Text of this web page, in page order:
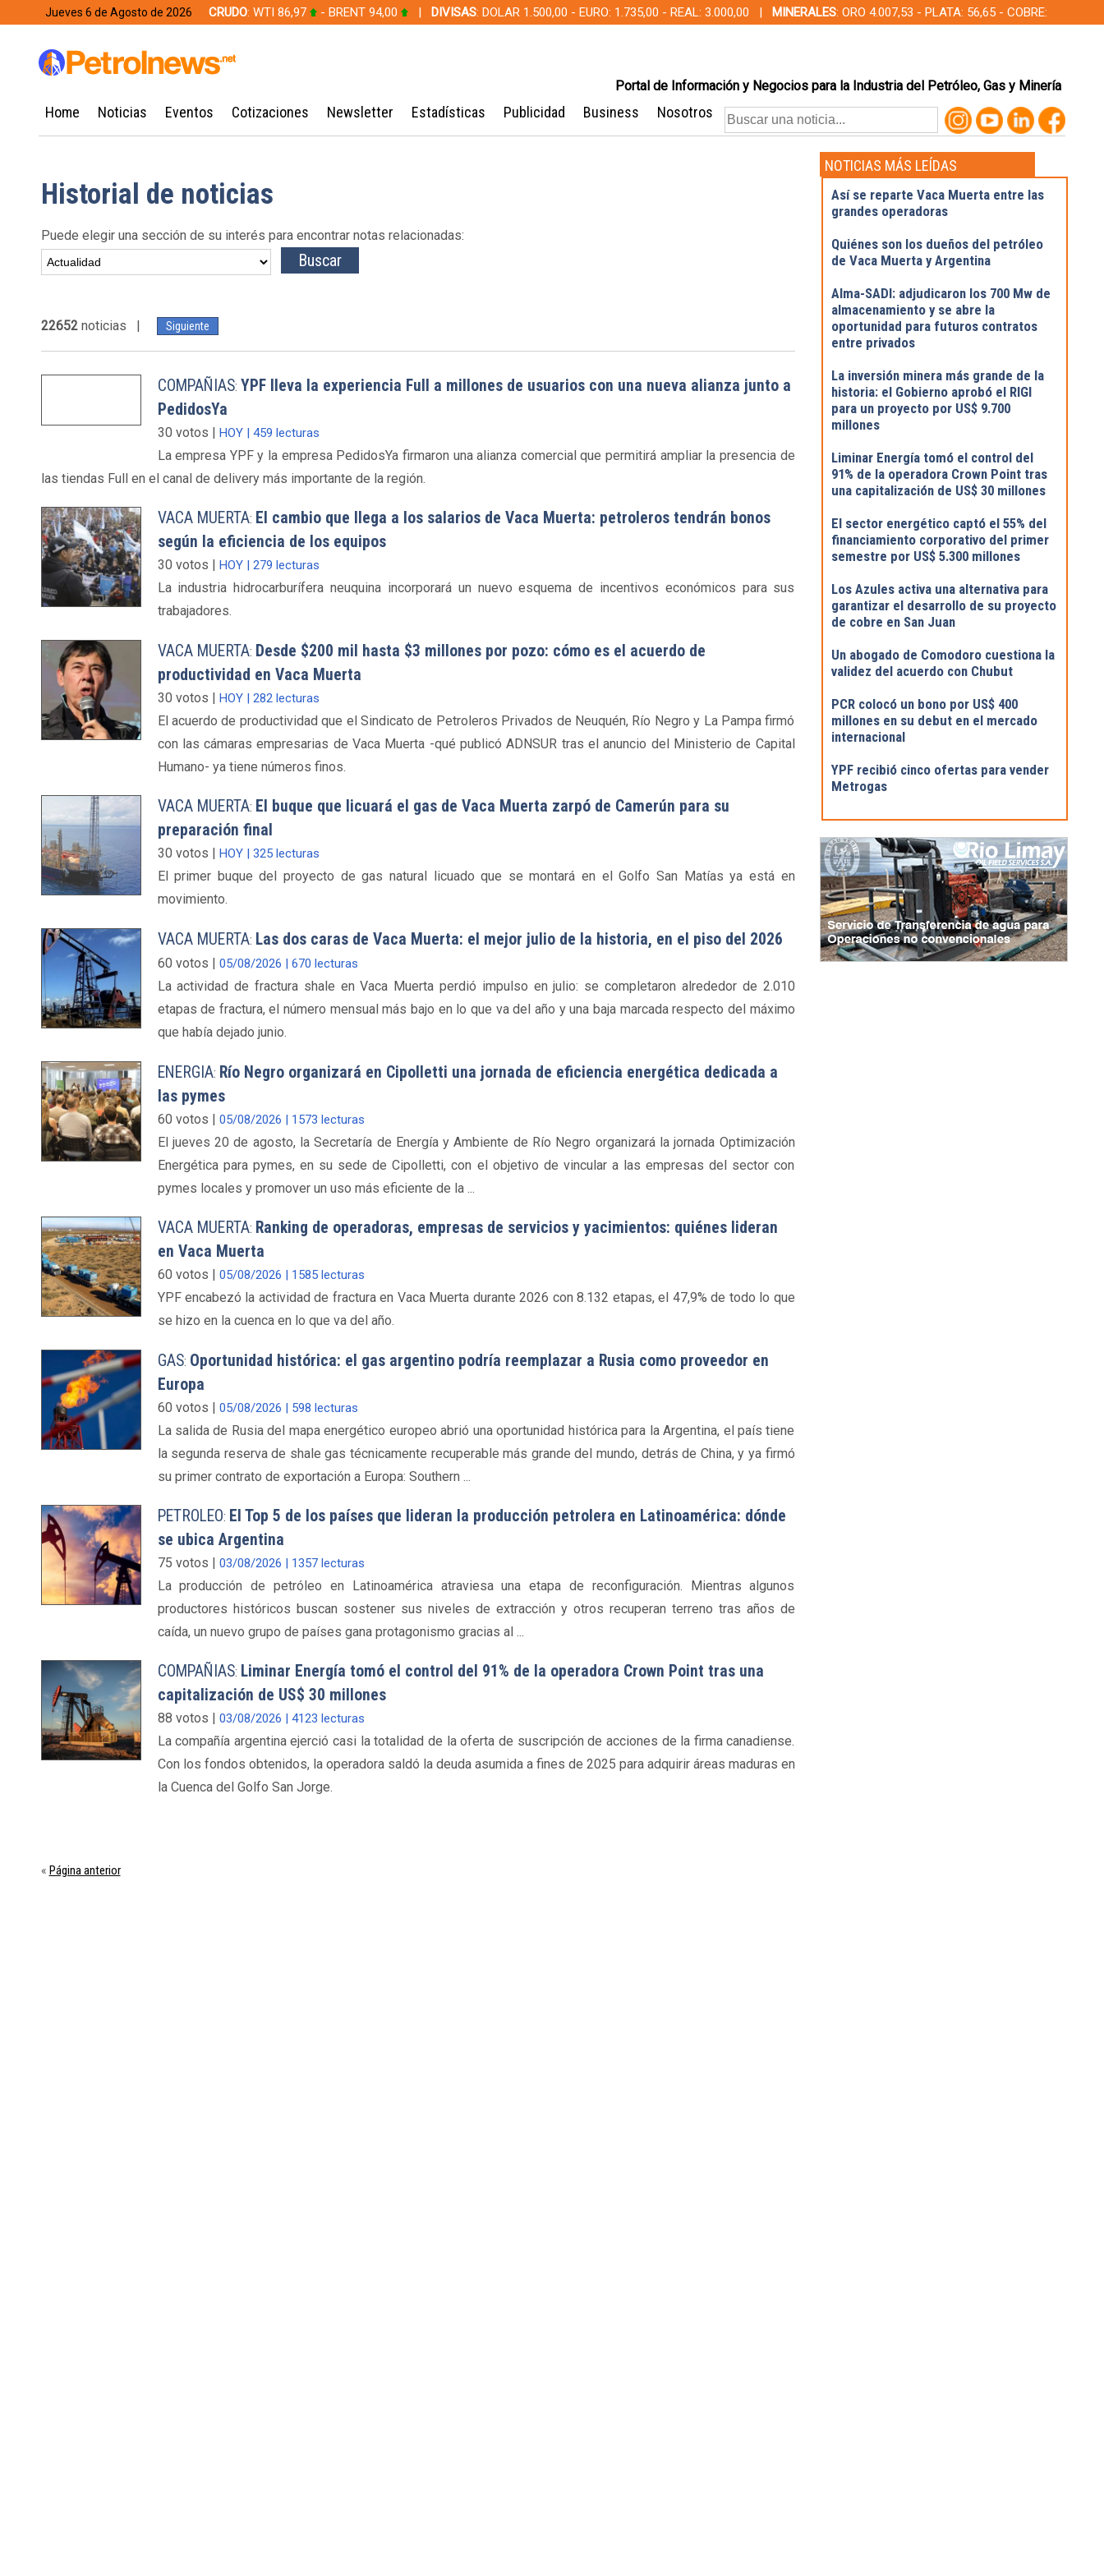
Jueves 6 de Agosto de 2026 CRUDO: WTI 86,97 - BRENT 94,00 | DIVISAS: DOLAR 1.500,00 - EURO: 1.735,00 - REAL: 3.000,00 | MINERALES: ORO 4.007,53 - PLATA: 56,65 - COBRE:
Portal de Información y Negocios para la Industria del Petróleo, Gas y Minería
Home Noticias Eventos Cotizaciones Newsletter Estadísticas Publicidad Business Nosotros
Historial de noticias
Puede elegir una sección de su interés para encontrar notas relacionadas:
22652noticias | Siguiente
COMPAÑIAS: YPF lleva la experiencia Full a millones de usuarios con una nueva alianza junto a
PedidosYa
30 votos | HOY | 459 lecturas
La empresa YPF y la empresa PedidosYa firmaron una alianza comercial que permitirá ampliar la presencia de
las tiendas Full en el canal de delivery más importante de la región.
VACA MUERTA: El cambio que llega a los salarios de Vaca Muerta: petroleros tendrán bonos
según la eficiencia de los equipos
30 votos | HOY | 279 lecturas
La industria hidrocarburífera neuquina incorporará un nuevo esquema de incentivos económicos para sus
trabajadores.
VACA MUERTA: Desde $200 mil hasta $3 millones por pozo: cómo es el acuerdo de
productividad en Vaca Muerta
30 votos | HOY | 282 lecturas
El acuerdo de productividad que el Sindicato de Petroleros Privados de Neuquén, Río Negro y La Pampa firmó
con las cámaras empresarias de Vaca Muerta -qué publicó ADNSUR tras el anuncio del Ministerio de Capital
Humano- ya tiene números finos.
VACA MUERTA: El buque que licuará el gas de Vaca Muerta zarpó de Camerún para su
preparación final
30 votos | HOY | 325 lecturas
El primer buque del proyecto de gas natural licuado que se montará en el Golfo San Matías ya está en
movimiento.
VACA MUERTA: Las dos caras de Vaca Muerta: el mejor julio de la historia, en el piso del 2026
60 votos | 05/08/2026 | 670 lecturas
La actividad de fractura shale en Vaca Muerta perdió impulso en julio: se completaron alrededor de 2.010
etapas de fractura, el número mensual más bajo en lo que va del año y una baja marcada respecto del máximo
que había dejado junio.
ENERGIA: Río Negro organizará en Cipolletti una jornada de eficiencia energética dedicada a
las pymes
60 votos | 05/08/2026 | 1573 lecturas
El jueves 20 de agosto, la Secretaría de Energía y Ambiente de Río Negro organizará la jornada Optimización
Energética para pymes, en su sede de Cipolletti, con el objetivo de vincular a las empresas del sector con
pymes locales y promover un uso más eficiente de la ...
VACA MUERTA: Ranking de operadoras, empresas de servicios y yacimientos: quiénes lideran
en Vaca Muerta
60 votos | 05/08/2026 | 1585 lecturas
YPF encabezó la actividad de fractura en Vaca Muerta durante 2026 con 8.132 etapas, el 47,9% de todo lo que
se hizo en la cuenca en lo que va del año.
GAS: Oportunidad histórica: el gas argentino podría reemplazar a Rusia como proveedor en
Europa
60 votos | 05/08/2026 | 598 lecturas
La salida de Rusia del mapa energético europeo abrió una oportunidad histórica para la Argentina, el país tiene
la segunda reserva de shale gas técnicamente recuperable más grande del mundo, detrás de China, y ya firmó
su primer contrato de exportación a Europa: Southern ...
PETROLEO: El Top 5 de los países que lideran la producción petrolera en Latinoamérica: dónde
se ubica Argentina
75 votos | 03/08/2026 | 1357 lecturas
La producción de petróleo en Latinoamérica atraviesa una etapa de reconfiguración. Mientras algunos
productores históricos buscan sostener sus niveles de extracción y otros recuperan terreno tras años de
caída, un nuevo grupo de países gana protagonismo gracias al ...
COMPAÑIAS: Liminar Energía tomó el control del 91% de la operadora Crown Point tras una
capitalización de US$ 30 millones
88 votos | 03/08/2026 | 4123 lecturas
La compañía argentina ejerció casi la totalidad de la oferta de suscripción de acciones de la firma canadiense.
Con los fondos obtenidos, la operadora saldó la deuda asumida a fines de 2025 para adquirir áreas maduras en
la Cuenca del Golfo San Jorge.
« Página anterior
NOTICIAS MÁS LEÍDAS
Así se reparte Vaca Muerta entre las
grandes operadoras
Quiénes son los dueños del petróleo
de Vaca Muerta y Argentina
Alma-SADI: adjudicaron los 700 Mw de
almacenamiento y se abre la
oportunidad para futuros contratos
entre privados
La inversión minera más grande de la
historia: el Gobierno aprobó el RIGI
para un proyecto por US$ 9.700
millones
Liminar Energía tomó el control del
91% de la operadora Crown Point tras
una capitalización de US$ 30 millones
El sector energético captó el 55% del
financiamiento corporativo del primer
semestre por US$ 5.300 millones
Los Azules activa una alternativa para
garantizar el desarrollo de su proyecto
de cobre en San Juan
Un abogado de Comodoro cuestiona la
validez del acuerdo con Chubut
PCR colocó un bono por US$ 400
millones en su debut en el mercado
internacional
YPF recibió cinco ofertas para vender
Metrogas